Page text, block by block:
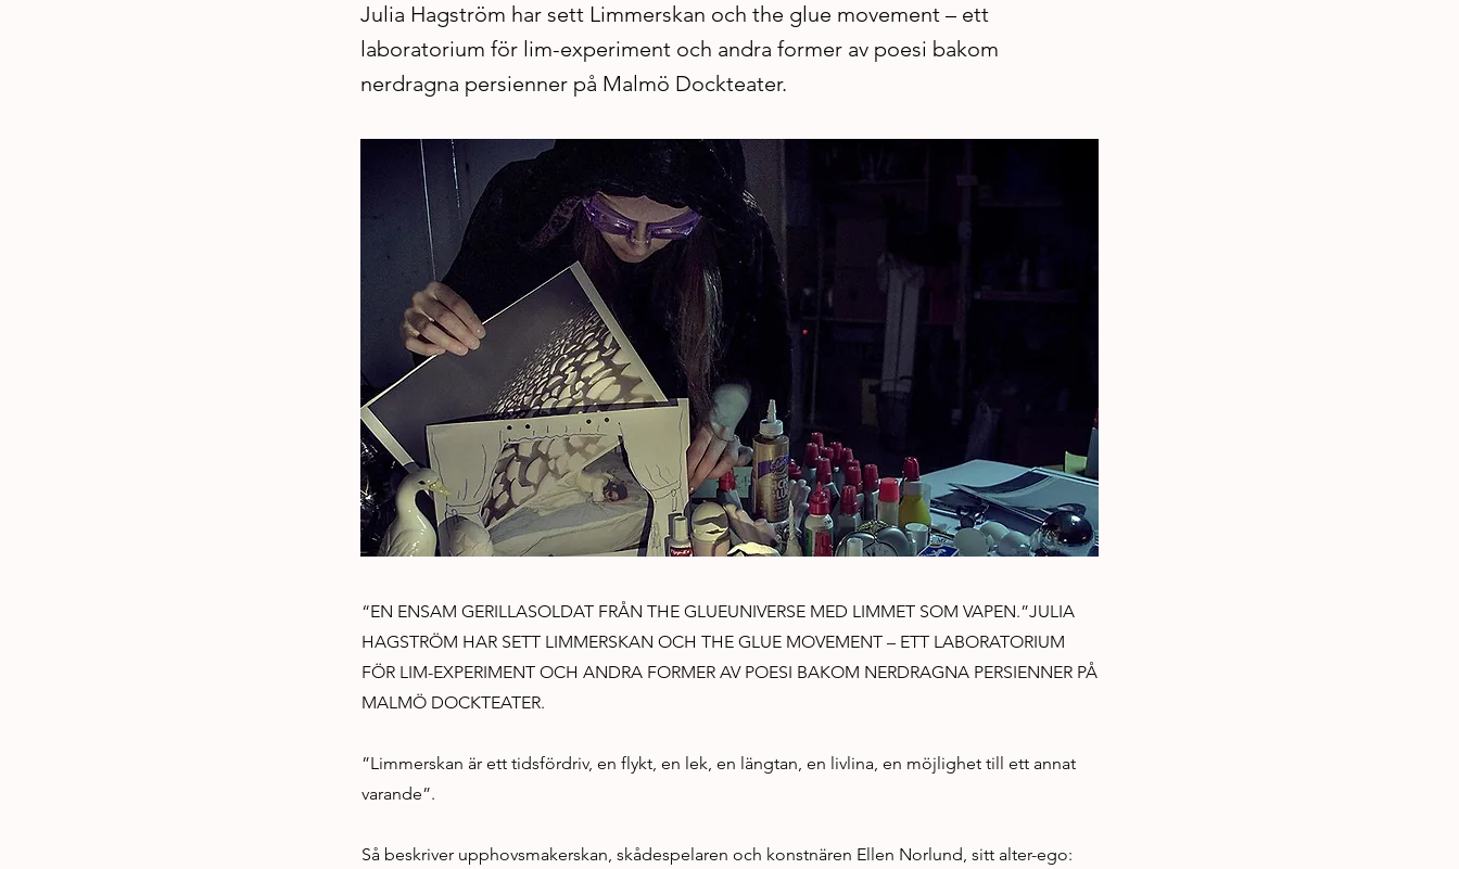
Julia Hagström har sett Limmerskan och the glue movement – ett
laboratorium för lim-experiment och andra former av poesi bakom
nerdragna persienner på Malmö Dockteater.
“EN ENSAM GERILLASOLDAT FRÅN THE GLUEUNIVERSE MED LIMMET SOM VAPEN.”JULIA
HAGSTRÖM HAR SETT LIMMERSKAN OCH THE GLUE MOVEMENT – ETT LABORATORIUM
FÖR LIM-EXPERIMENT OCH ANDRA FORMER AV POESI BAKOM NERDRAGNA PERSIENNER PÅ
MALMÖ DOCKTEATER.
”Limmerskan är ett tidsfördriv, en flykt, en lek, en längtan, en livlina, en möjlighet till ett annat
varande”.
Så beskriver upphovsmakerskan, skådespelaren och konstnären Ellen Norlund, sitt alter-ego: